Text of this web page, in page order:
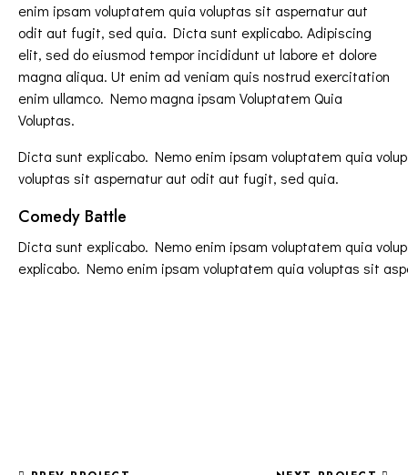
enim ipsam voluptatem quia voluptas sit aspernatur aut
odit aut fugit, sed quia. Dicta sunt explicabo. Adipiscing
elit, sed do eiusmod tempor incididunt ut labore et dolore
magna aliqua. Ut enim ad veniam quis nostrud exercitation
enim ullamco. Nemo magna ipsam Voluptatem Quia
Voluptas.
Dicta sunt explicabo. Nemo enim ipsam voluptatem quia
voluptas sit aspernatur aut odit aut fugit, sed quia.
Comedy Battle
Dicta sunt explicabo. Nemo enim ipsam voluptatem quia
explicabo. Nemo enim ipsam voluptatem quia voluptas sit